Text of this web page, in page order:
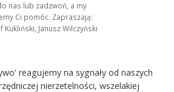
nas lub zadzwoń, a my
Ci pomóc. Zapraszają:
Kukliński, Janusz Wilczyński
reagujemy na sygnały od naszych
nierzetelności, wszelakiej